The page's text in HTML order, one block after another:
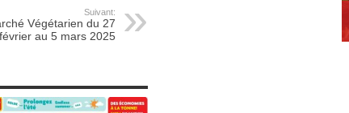
Suivant:
Végétarien du 27
février au 5 mars 2025